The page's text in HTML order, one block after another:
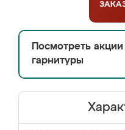
Посмотреть
гарнитуры